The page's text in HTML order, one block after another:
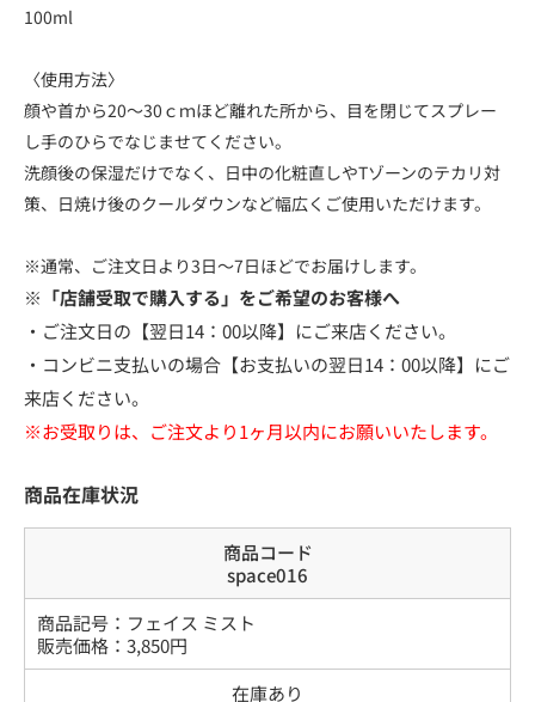
100ml
〈使用方法〉
顔や首から20～30ｃｍほど離れた所から、目を閉じてスプレー
し手のひらでなじませてください。
洗顔後の保湿だけでなく、日中の化粧直しやTゾーンのテカリ対
策、日焼け後のクールダウンなど幅広くご使用いただけます。
※通常、ご注文日より3日～7日ほどでお届けします。
※「店舗受取で購入する」をご希望のお客様へ
・ご注文日の【翌日14：00以降】にご来店ください。
・コンビニ支払いの場合【お支払いの翌日14：00以降】にご
来店ください。
※お受取りは、ご注文より1ヶ月以内にお願いいたします。
商品在庫状況
商品コード
space016
商品記号： フェイス ミスト
販売価格： 3,850円
在庫あり